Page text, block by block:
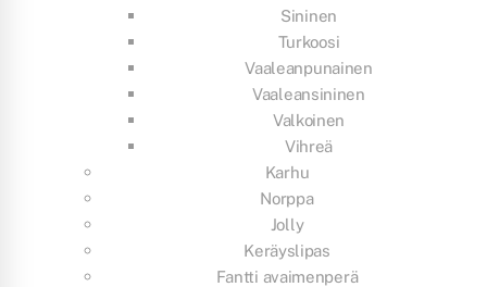
Sininen
Turkoosi
Vaaleanpunainen
Vaaleansininen
Valkoinen
Vihreä
Karhu
Norppa
Jolly
Keräyslipas
Fantti avaimenperä